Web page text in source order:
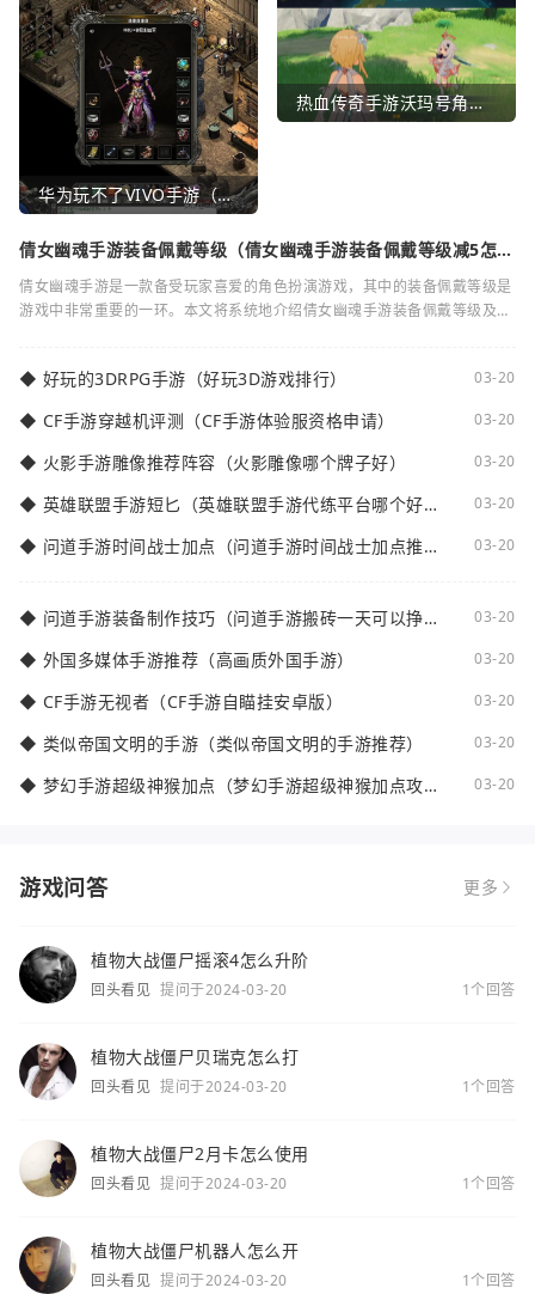
华为玩不了VIVO手游（华为玩不了VIVO手游怎么办）
热血传奇手游沃玛号角（热血传奇沃玛装备隐藏属性）
倩女幽魂手游装备佩戴等级（倩女幽魂手游装备佩戴等级减5怎么
倩女幽魂手游是一款备受玩家喜爱的角色扮演游戏，其中的装备佩戴等级是
游戏中非常重要的一环。本文将系统地介绍倩女幽魂手游装备佩戴等级及其
◆ 好玩的3DRPG手游（好玩3D游戏排行） 03-20
◆ CF手游穿越机评测（CF手游体验服资格申请） 03-20
◆ 火影手游雕像推荐阵容（火影雕像哪个牌子好） 03-20
◆ 英雄联盟手游短匕（英雄联盟手游代练平台哪个好
03-20
◆ 问道手游时间战士加点（问道手游时间战士加点推
03-20
◆ 问道手游装备制作技巧（问道手游搬砖一天可以挣多
03-20
◆ 外国多媒体手游推荐（高画质外国手游） 03-20
◆ CF手游无视者（CF手游自瞄挂安卓版） 03-20
◆ 类似帝国文明的手游（类似帝国文明的手游推荐） 03-20
◆ 梦幻手游超级神猴加点（梦幻手游超级神猴加点攻
03-20
游戏问答 更多
植物大战僵尸摇滚4怎么升阶
回头看见 提问于2024-03-20 1个回答
植物大战僵尸贝瑞克怎么打
回头看见 提问于2024-03-20 1个回答
植物大战僵尸2月卡怎么使用
回头看见 提问于2024-03-20 1个回答
植物大战僵尸机器人怎么开
回头看见 提问于2024-03-20 1个回答